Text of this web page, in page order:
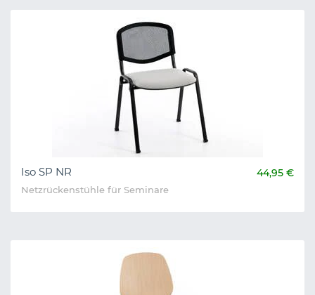
Iso SP NR 44,95 €
Netzrückenstühle für Seminare